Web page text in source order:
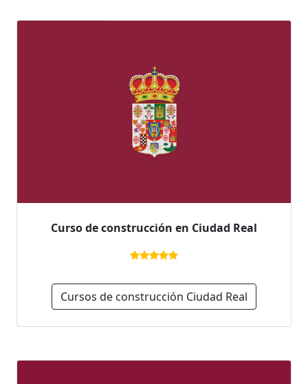
Curso de construcción en Ciudad Real
Cursos de construcción Ciudad Real